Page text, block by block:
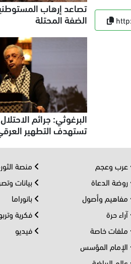
تصاعد إرهاب
الضفة المحتلة
البرغوثي: جرائم
تستهدف التطهير
عرب وعجم
روضة الدعاة
مفاهيم وأصول
آراء حرة
ملفات خاصة
الإمام المؤسس
منصة
بيانات
بانوراما
فكرية
فيديو